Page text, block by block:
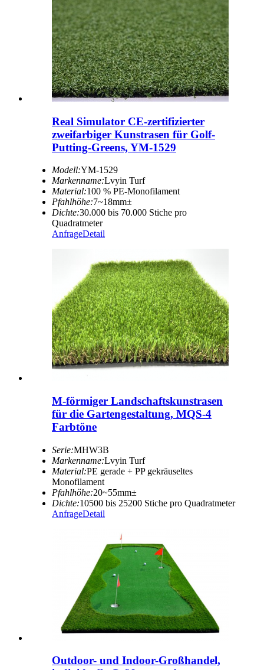
Real Simulator CE-zertifizierter
zweifarbiger Kunstrasen für Golf-
Putting-Greens, YM-1529
Modell:YM-1529
Markenname:Lvyin Turf
Material:100 % PE-Monofilament
Pfahlhöhe:7~18mm±
Dichte:30.000 bis 70.000 Stiche pro
Quadratmeter
AnfrageDetail
M-förmiger Landschaftskunstrasen
für die Gartengestaltung, MQS-4
Farbtöne
Serie:MHW3B
Markenname:Lvyin Turf
Material:PE gerade + PP gekräuseltes
Monofilament
Pfahlhöhe:20~55mm±
Dichte:10500 bis 25200 Stiche pro Quadratmeter
AnfrageDetail
Outdoor- und Indoor-Großhandel,